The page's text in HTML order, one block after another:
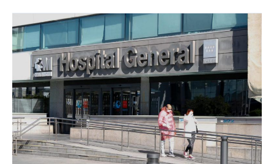
Madrid
notifica
cuatro
brotes
COVID-
19